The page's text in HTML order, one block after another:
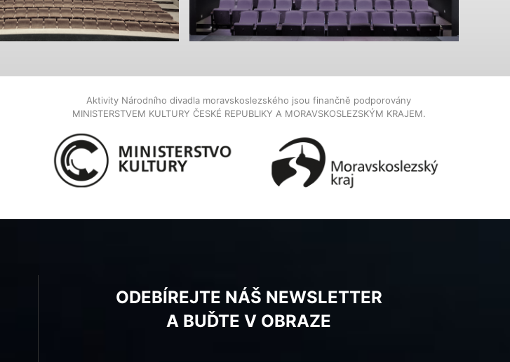
Aktivity Národního divadla moravskoslezského jsou finančně podporovány
MINISTERSTVEM KULTURY ČESKÉ REPUBLIKY A MORAVSKOSLEZSKÝM KRAJEM.
ODEBÍREJTE NÁŠ NEWSLETTER
A BUĎTE V OBRAZE